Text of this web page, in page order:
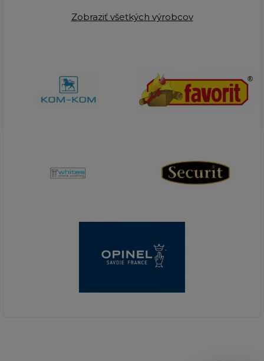
Zobraziť všetkých výrobcov